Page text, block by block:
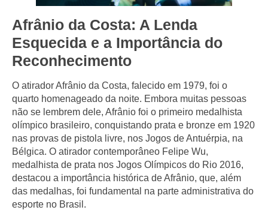
Afrânio da Costa: A Lenda
Esquecida e a Importância do
Reconhecimento
O atirador Afrânio da Costa, falecido em 1979, foi o
quarto homenageado da noite. Embora muitas pessoas
não se lembrem dele, Afrânio foi o primeiro medalhista
olímpico brasileiro, conquistando prata e bronze em 1920
nas provas de pistola livre, nos Jogos de Antuérpia, na
Bélgica. O atirador contemporâneo Felipe Wu,
medalhista de prata nos Jogos Olímpicos do Rio 2016,
destacou a importância histórica de Afrânio, que, além
das medalhas, foi fundamental na parte administrativa do
esporte no Brasil.